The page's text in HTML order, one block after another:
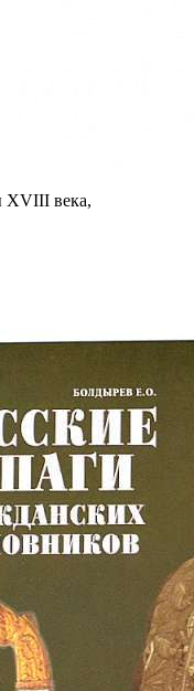
XVIII века,